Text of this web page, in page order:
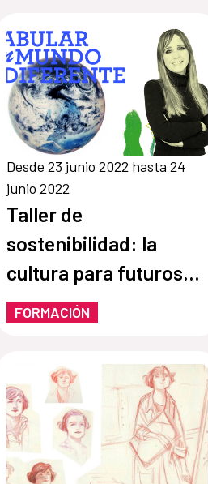
Desde 23 junio 2022 hasta 24
junio 2022
Taller de
sostenibilidad: la
cultura para futuros
presentes
FORMACIÓN